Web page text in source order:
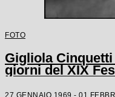
FOTO
Gigliola
giorni del XIX
27 GENNAIO 1969 - 01